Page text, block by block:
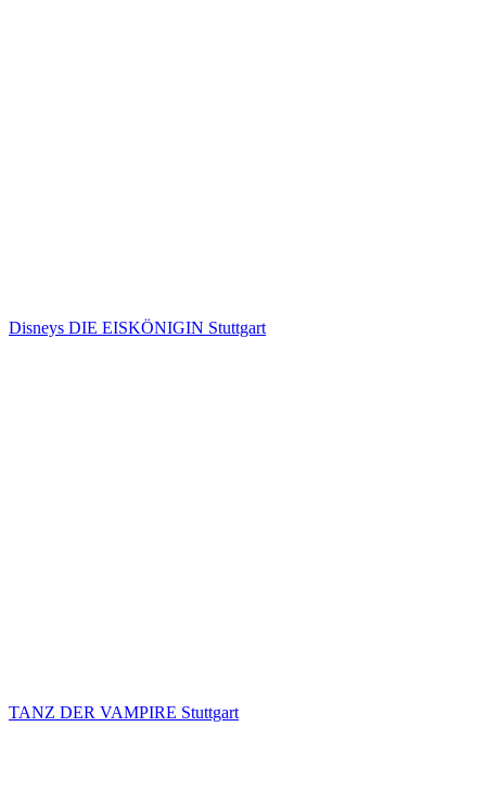
Disneys DIE EISKÖNIGIN Stuttgart
TANZ DER VAMPIRE Stuttgart